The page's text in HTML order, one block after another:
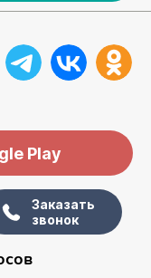
Play
Заказать
звонок